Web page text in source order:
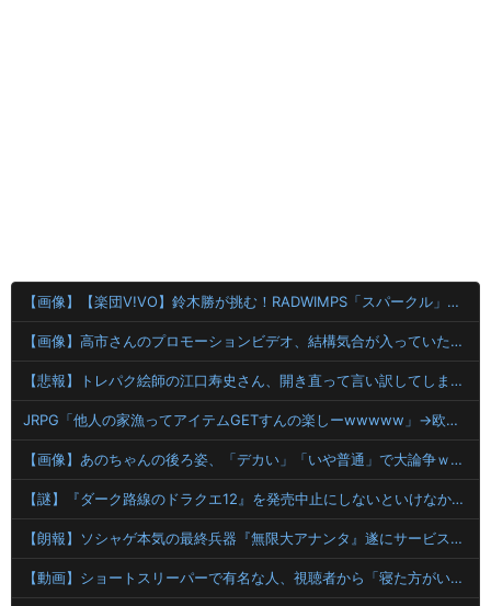
【画像】【楽団V!VO】鈴木勝が挑む！RADWIMPS「スパークル」オンライン練習会「鈴木勝 セラフ・ダズルガーデン エリー・コニファー 立伝都々 えま★おうがすと 」
【画像】高市さんのプロモーションビデオ、結構気合が入っていたｗｗｗｗｗ高級機材で手ブレ対策ばっちり
【悲報】トレパク絵師の江口寿史さん、開き直って言い訳してしまう。全く反省してないと話題に
JRPG「他人の家漁ってアイテムGETすんの楽しーwwwww」→欧米で馬鹿にされてしまう
【画像】あのちゃんの後ろ姿、「デカい」「いや普通」で大論争ｗｗｗｗ
【謎】『ダーク路線のドラクエ12』を発売中止にしないといけなかった理由ってガチでなに？とりあえすだせばいいやん
【朗報】ソシャゲ本気の最終兵器『無限大アナンタ』遂にサービス開始へwwww
【動画】ショートスリーパーで有名な人、視聴者から「寝た方がいい」と言われブチギレ